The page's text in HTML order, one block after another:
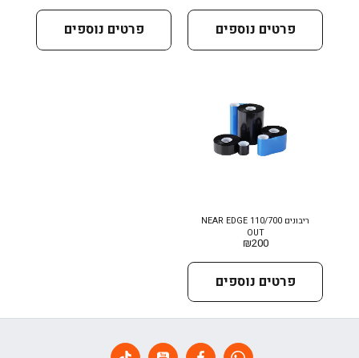
פרטים נוספים פרטים נוספים
ריבונים NEAR EDGE 110/700
OUT
₪200
פרטים נוספים